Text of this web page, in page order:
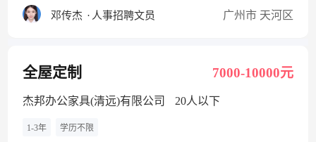
邓传杰 · 人事招聘文员 广州市 天河区
全屋定制 7000-10000元
杰邦办公家具(清远)有限公司 20人以下
1-3年 学历不限